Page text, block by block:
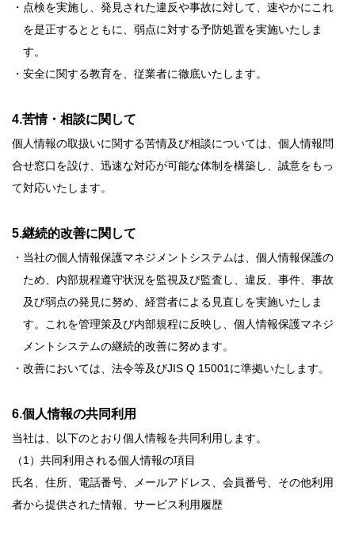
・点検を実施し、発見された違反や事故に対して、速やかにこれ
を是正するとともに、弱点に対する予防処置を実施いたしま
す。
・安全に関する教育を、従業者に徹底いたします。
4.苦情・相談に関して
個人情報の取扱いに関する苦情及び相談については、個人情報問
合せ窓口を設け、迅速な対応が可能な体制を構築し、誠意をもっ
て対応いたします。
5.継続的改善に関して
・当社の個人情報保護マネジメントシステムは、個人情報保護の
ため、内部規程遵守状況を監視及び監査し、違反、事件、事故
及び弱点の発見に努め、経営者による見直しを実施いたしま
す。これを管理策及び内部規程に反映し、個人情報保護マネジ
メントシステムの継続的改善に努めます。
・改善においては、法令等及びJIS Q 15001に準拠いたします。
6.個人情報の共同利用
当社は、以下のとおり個人情報を共同利用します。
（1）共同利用される個人情報の項目
氏名、住所、電話番号、メールアドレス、会員番号、その他利用
者から提供された情報、サービス利用履歴